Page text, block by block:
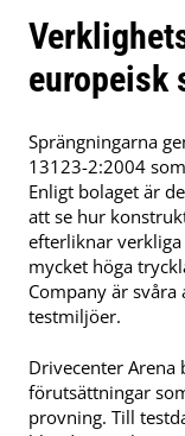
europeisk
Sprängningarna
13123-2:2004
Enligt bolaget är
att se hur
efterliknar
mycket höga
Company är
testmiljöer.
Drivecenter Arena
förutsättningar
provning. Till